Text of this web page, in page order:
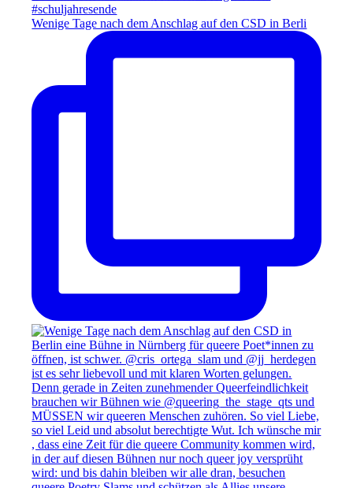
Wenige Tage nach dem Anschlag auf den CSD in Berli